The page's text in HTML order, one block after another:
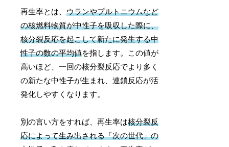
再生率とは、ウランやプルトニウムなど
の核燃料物質が中性子を吸収した際に、
核分裂反応を起こして新たに発生する中
性子の数の平均値を指します。この値が
高いほど、一回の核分裂反応でより多く
の新たな中性子が生まれ、連鎖反応が活
発化しやすくなります。
別の言い方をすれば、再生率は核分裂反
応によって生み出される「次の世代」の